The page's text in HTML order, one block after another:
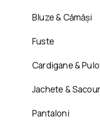
Bluze & Cămăși
Fuste
Cardigane &
Jachete &
Pantaloni